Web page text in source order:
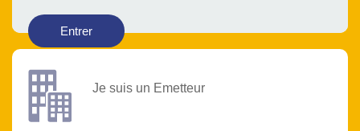
Entrer
Je suis un Emetteur